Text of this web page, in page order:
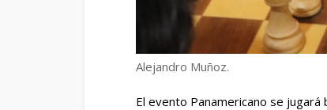
Alejandro Muñoz.
El evento Panamericano se